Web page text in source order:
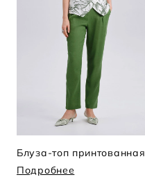
Блуза-топ принтованная
Подробнее